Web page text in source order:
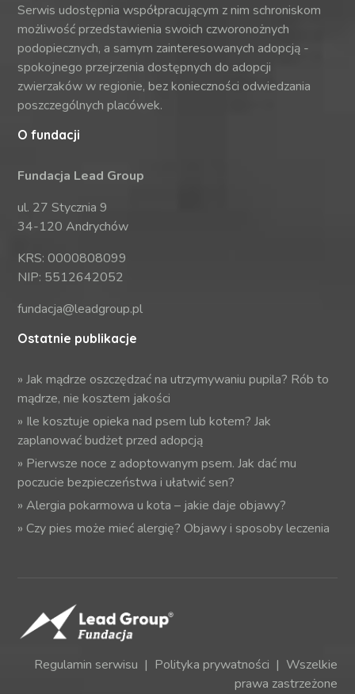
Serwis udostępnia współpracującym z nim schroniskom
możliwość przedstawienia swoich czworonożnych
podopiecznych, a samym zainteresowanych adopcją -
spokojnego przejrzenia dostępnych do adopcji
zwierzaków w regionie, bez konieczności odwiedzania
poszczególnych placówek.
O fundacji
Fundacja Lead Group
ul. 27 Stycznia 9
34-120 Andrychów
KRS: 0000808099
NIP: 5512642052
fundacja@leadgroup.pl
Ostatnie publikacje
»Jak mądrze oszczędzać na utrzymywaniu pupila? Rób to
mądrze, nie kosztem jakości
» Ile kosztuje opieka nad psem lub kotem? Jak
zaplanować budżet przed adopcją
» Pierwsze noce z adoptowanym psem. Jak dać mu
poczucie bezpieczeństwa i ułatwić sen?
»Alergia pokarmowa u kota – jakie daje objawy?
»Czy pies może mieć alergię? Objawy i sposoby leczenia
Regulamin serwisu | Polityka prywatności | Wszelkie
prawa zastrzeżone